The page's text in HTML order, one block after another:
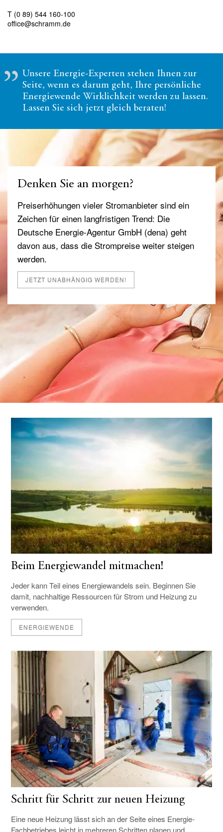
T (0 89) 544 160-100
office@schramm.de
Unsere Energie-Experten stehen Ihnen zur
Seite, wenn es darum geht, Ihre persönliche
Energiewende Wirklichkeit werden zu lassen.
Lassen Sie sich jetzt gleich beraten!
Denken Sie an morgen?
Preiserhöhungen vieler Stromanbieter sind ein
Zeichen für einen langfristigen Trend: Die
Deutsche Energie-Agentur GmbH (dena) geht
davon aus, dass die Strompreise weiter steigen
werden.
JETZT UNABHÄNGIG WERDEN!
Beim Energiewandel mitmachen!
Jeder kann Teil eines Energiewandels sein. Beginnen Sie
damit, nachhaltige Ressourcen für Strom und Heizung zu
verwenden.
ENERGIEWENDE
Schritt für Schritt zur neuen Heizung
Eine neue Heizung lässt sich an der Seite eines Energie-
Fachbetriebes leicht in mehreren Schritten planen und